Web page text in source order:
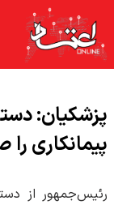
پزشکیان:
پیمانکاری را
رئیس‌جمهور از